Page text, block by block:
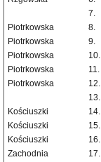
7.
Piotrkowska
8.
Piotrkowska
9.
Piotrkowska
10.
Piotrkowska
11.
Piotrkowska
12.
13.
Kościuszki
14.
Kościuszki
15.
Kościuszki
16.
Zachodnia
17.